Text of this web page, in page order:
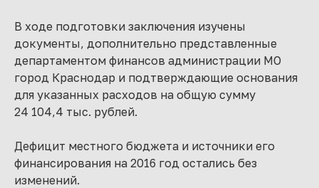
В ходе подготовки заключения изучены
документы, дополнительно представленные
департаментом финансов администрации МО
город Краснодар и подтверждающие основания
для указанных расходов на общую сумму
24 104,4 тыс. рублей.
Дефицит местного бюджета и источники его
финансирования на 2016 год остались без
изменений.